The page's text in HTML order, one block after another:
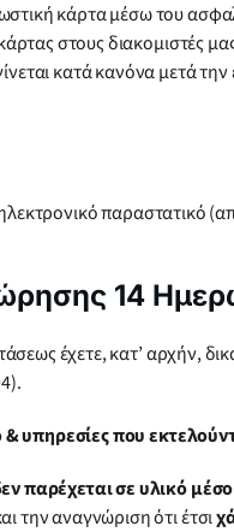
κάρτα μέσω του
στους διακομιστές
κατά κανόνα μετά
παραστατικό
14
έχετε, κατ’ αρχήν,
υπηρεσίες που
παρέχεται σε υλικό μέσο
την αναγνώριση ότι έτσι